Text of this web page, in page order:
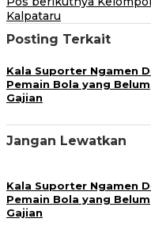
Kalpataru
Posting Terkait
Kala Suporter Ngamen
Pemain Bola yang Belum
Gajian
Jangan Lewatkan
Kala Suporter Ngamen
Pemain Bola yang Belum
Gajian